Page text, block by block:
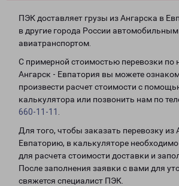
ПЭК доставляет грузы из Ангарска в
в другие города России автомобильным
авиатранспортом.
С примерной стоимостью перевозки по
Ангарск - Евпатория вы можете
произвести расчет стоимости с
калькулятора или позвонить нам по
660-11-11
Для того, чтобы заказать перевозку из
Евпаторию, в калькуляторе
для расчета стоимости доставки и
После заполнения заявки с вами для
свяжется специалист ПЭК.